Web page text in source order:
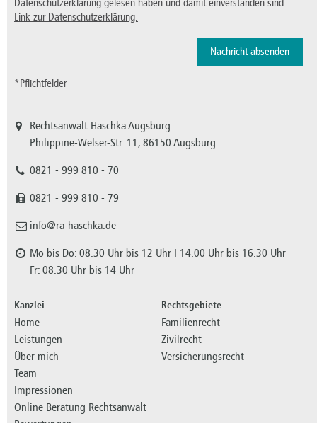
Link zur Datenschutzerklärung.
*Pflichtfelder
Rechtsanwalt Haschka Augsburg
Philippine-Welser-Str. 11, 86150 Augsburg
0821 - 999 810 - 70
0821 - 999 810 - 79
info@ra-haschka.de
Mo bis Do: 08.30 Uhr bis 12 Uhr I 14.00 Uhr bis 16.30 Uhr
Fr: 08.30 Uhr bis 14 Uhr
Kanzlei
Home
Leistungen
Über mich
Team
Impressionen
Online Beratung Rechtsanwalt
Rechtsgebiete
Familienrecht
Zivilrecht
Versicherungsrecht